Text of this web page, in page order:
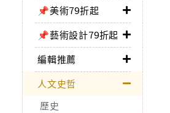
📌美術79折起
📌藝術設計79折起
編輯推薦
人文史哲
歷史